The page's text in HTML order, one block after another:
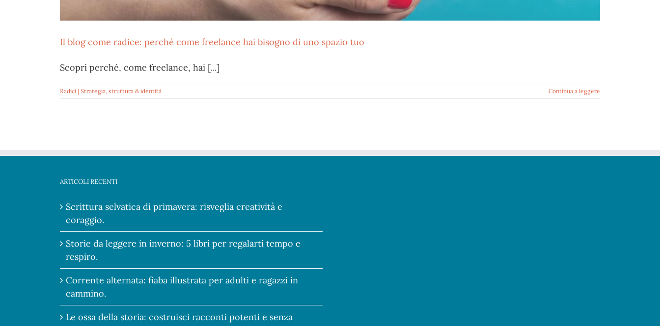
Il blog come radice: perché come freelance hai bisogno di uno spazio tuo
Scopri perché, come freelance, hai [...]
Radici | Strategia, struttura & identità Continua a leggere
ARTICOLI RECENTI
Scrittura selvatica di primavera: risveglia creatività e
coraggio.
Storie da leggere in inverno: 5 libri per regalarti tempo e
respiro.
Corrente alternata: fiaba illustrata per adulti e ragazzi in
cammino.
Le ossa della storia: costruisci racconti potenti e senza